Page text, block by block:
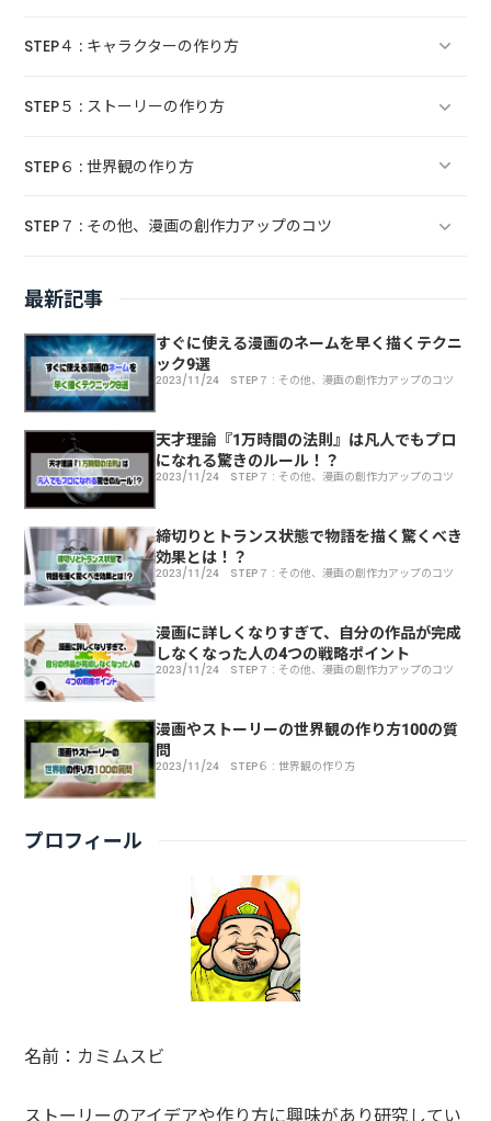
新しいアイデア・ネタを生み出す方法「量から質へ」「固定
ズボーンのチェックリスト」
「アイデアが出ない」を解決！新しいアイデアが出やすい時
ネタ被りやパクリが気になる人のための8つのアイデア発想法
とマインド
面白さの核となる！漫画の企画アイデアの作り方入門
構成力に悩んでいる人におすすめ 構成力が劇的に向上する4つ
STEP４ : キャラクターの作り方
【キャラクター作りのコツ】主人公キャラクターの2つの基本
み出す4つのポイント
魅力的キャラクターを創る100の質問
キャラが浅い！？魅力的キャラクターを作り出す10個のプロ
フィール質問表
キャラ立ち効果抜群！キャラクターの悪い特徴・欠点30パタ
物語作りに必須！主人公キャラの12個のチェックポイント
STEP５ : ストーリーの作り方
漫画のストーリー作りのヒントとなる『物語のパターン』ま
面白い漫画・物語の作り方は『感情を揺さぶる“感動”を描く
こと』がポイント
これはすごい！物語のシーン作りが簡単で効果的になるたっ
た1つの方法
キャラクターに『葛藤』を与えて物語を面白くする10種類の
方法
物語の冒頭・始まり・ファーストシーンを作る6つの質問
面白い物語のクライマックスを作る14の質問
物語をまとめるのが苦手な人向けのアイデア整理13の方法
STEP６ : 世界観の作り方
面白い物語の『世界観』『舞台設定』を作る方法3つのテクニ
漫画やストーリーの世界観の作り方100の質問
STEP７ : その他、漫画の創作力アップのコツ
漫画に詳しくなりすぎて、自分の作品が完成しなくなった人
の4つの戦略ポイント
締切りとトランス状態で物語を描く驚くべき効果とは！？
天才理論『1万時間の法則』は凡人でもプロになれる驚きのル
ール！？
すぐに使える漫画のネームを早く描くテクニック9選
最新記事
すぐに使える漫画のネームを早く描くテクニ
ック9選
2023/11/24 STEP７ : その他、漫画の創作力アップのコツ
天才理論『1万時間の法則』は凡人でもプロ
になれる驚きのルール！？
2023/11/24 STEP７ : その他、漫画の創作力アップのコツ
締切りとトランス状態で物語を描く驚くべき
効果とは！？
2023/11/24 STEP７ : その他、漫画の創作力アップのコツ
漫画に詳しくなりすぎて、自分の作品が完成
しなくなった人の4つの戦略ポイント
2023/11/24 STEP７ : その他、漫画の創作力アップのコツ
漫画やストーリーの世界観の作り方100の質
問
2023/11/24 STEP６ : 世界観の作り方
プロフィール
名前：カミムスビ